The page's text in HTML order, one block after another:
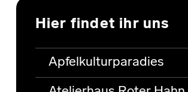
Hier findet ihr uns
Apfelkulturparadies